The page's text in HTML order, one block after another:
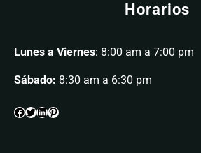
Horarios
Lunes a Viernes: 8:00 am a 7:00 pm
Sábado: 8:30 am a 6:30 pm